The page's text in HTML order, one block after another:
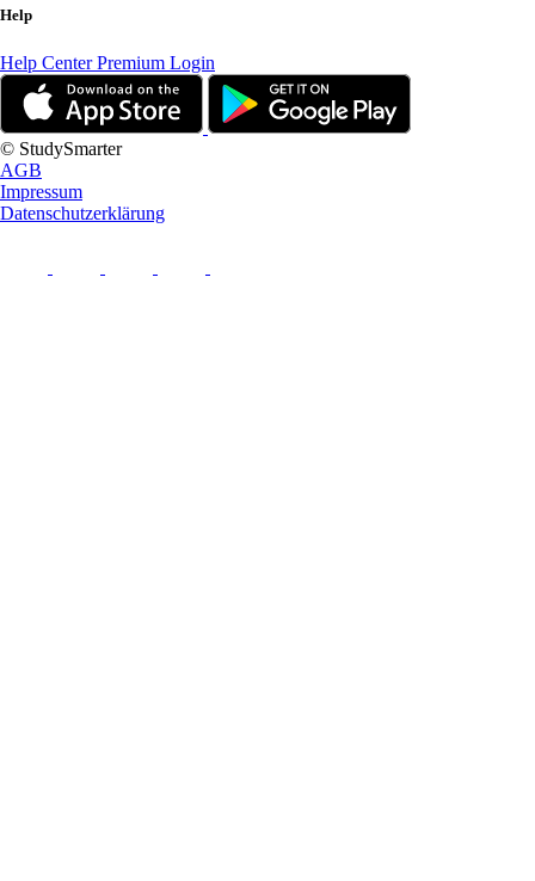
Help
Help CenterPremium Login
© StudySmarter
AGB
Impressum
Datenschutzerklärung